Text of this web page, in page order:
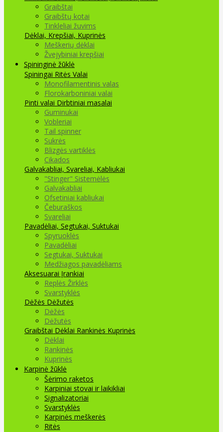
Graibštai
Graibštų kotai
Tinkleliai žuvims
Dėklai, Krepšiai, Kuprinės
Meškerių dėklai
Žvejybiniai krepšiai
Spininginė žūklė
Spiningai Ritės Valai
Monofilamentinis valas
Florokarboniniai valai
Pinti valai Dirbtiniai masalai
Guminukai
Vobleriai
Tail spinner
Sukrės
Blizgės vartiklės
Cikados
Galvakabliai, Svareliai, Kabliukai
"Stinger" Sistemėlės
Galvakabliai
Ofsetiniai kabliukai
Čeburaškos
Svareliai
Pavadėliai, Segtukai, Suktukai
Spyruoklės
Pavadėliai
Segtukai, Suktukai
Medžiagos pavadėliams
Aksesuarai Įrankiai
Replės Žirklės
Svarstyklės
Dėžės Dėžutės
Dėžės
Dėžutės
Graibštai Dėklai Rankinės Kuprinės
Dėklai
Rankinės
Kuprinės
Karpinė žūklė
Šėrimo raketos
Karpiniai stovai ir laikikliai
Signalizatoriai
Svarstyklės
Karpinės meškerės
Ritės